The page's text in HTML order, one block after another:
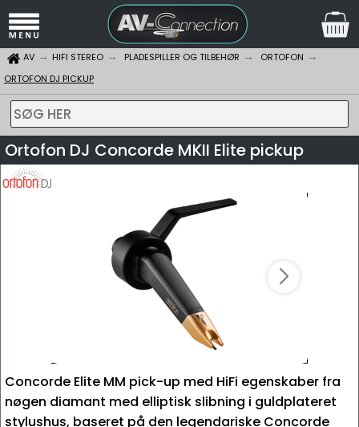
AV HIFI STEREO PLADESPILLER OG TILBEHØR
ORTOFON
ORTOFON DJ PICKUP
SØG HER
Ortofon DJ Concorde MKII Elite pickup
Concorde Elite MM pick-up med HiFi egenskaber fra
nøgen diamant med elliptisk slibning i guldplateret
stylushus, baseret på den legendariske Concorde